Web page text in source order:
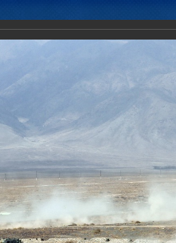
Документы
реагирования (КСОР) ОДКБ